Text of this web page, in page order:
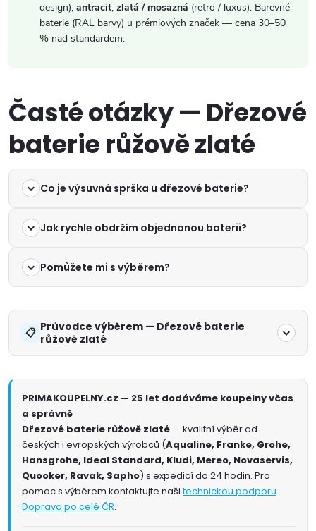
design), antracit, zlatá / mosazná (retro / luxus). Barevné
baterie (RAL barvy) u prémiových značek — cena 30–50
% nad standardem.
Časté otázky — Dřezové
baterie růžově zlaté
Co je výsuvná sprška u dřezové baterie?
Jak rychle obdržím objednanou baterii?
Pomůžete mi s výběrem?
Průvodce výběrem — Dřezové baterie
růžově zlaté
PRIMAKOUPELNY.cz — 25 let dodáváme koupelny včas
a správně
Dřezové baterie růžově zlaté — kvalitní výběr od
českých i evropských výrobců (Aqualine, Franke, Grohe,
Hansgrohe, Ideal Standard, Kludi, Mereo, Novaservis,
Quooker, Ravak, Sapho) s expedicí do 24 hodin. Pro
pomoc s výběrem kontaktujte našitechnickou podporu.
Doprava po celé ČR.